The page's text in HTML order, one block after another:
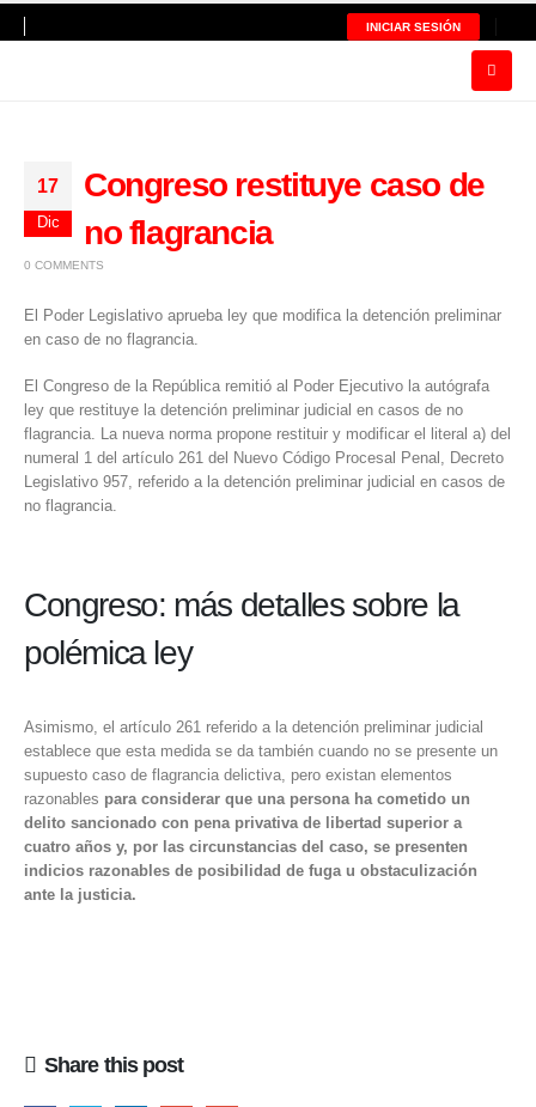
INICIAR SESIÓN
17
Dic
Congreso restituye caso de
no flagrancia
0 COMMENTS
El Poder Legislativo aprueba ley que modifica la detención preliminar
en caso de no flagrancia.
El Congreso de la República remitió al Poder Ejecutivo la autógrafa
ley que restituye la detención preliminar judicial en casos de no
flagrancia. La nueva norma propone restituir y modificar el literal a) del
numeral 1 del artículo 261 del Nuevo Código Procesal Penal, Decreto
Legislativo 957 , referido a la detención preliminar judicial en casos de
no flagrancia.
Congreso: más detalles sobre la
polémica ley
Asimismo, el artículo 261 referido a la detención preliminar judicial
establece que esta medida se da también cuando no se presente un
supuesto caso de flagrancia delictiva, pero existan elementos
razonables para considerar que una persona ha cometido un
delito sancionado con pena privativa de libertad superior a
cuatro años y, por las circunstancias del caso, se presenten
indicios razonables de posibilidad de fuga u obstaculización
ante la justicia.
Share this post